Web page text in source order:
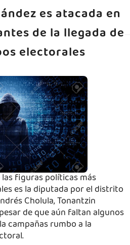
es atacada en
de la llegada de
electorales
figuras políticas más
es la diputada por el distrito
Cholula, Tonantzin
de que aún faltan algunos
campañas rumbo a la